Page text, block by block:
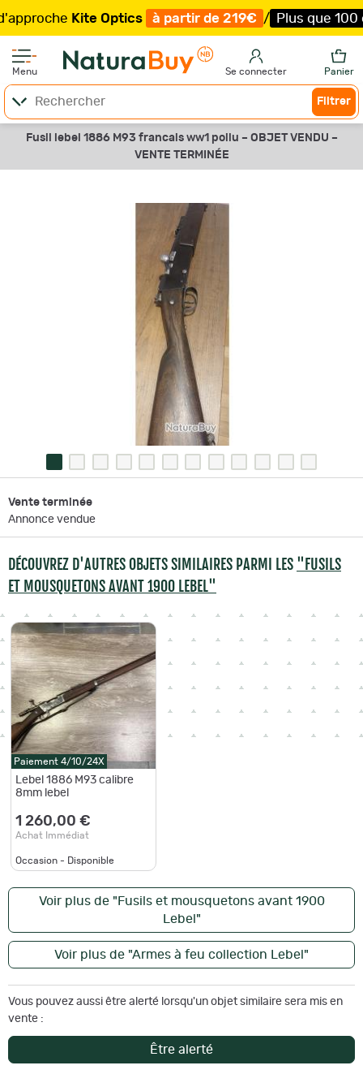
Kite Optics à partir de 219€ / Plus que 100
Menu Se connecter Panier
Filtrer
Fusil lebel 1886 M93 francais ww1 poilu – OBJET VENDU –
VENTE TERMINÉE
Vente terminée
Annonce vendue
DÉCOUVREZ D'AUTRES OBJETS SIMILAIRES PARMI LES "FUSILS
ET MOUSQUETONS AVANT 1900 LEBEL"
Paiement 4/10/24X
Lebel 1886 M93 calibre
8mm lebel
1 260,00 €
Achat Immédiat
Occasion - Disponible
Voir plus de "Fusils et mousquetons avant 1900
Lebel"
Voir plus de "Armes à feu collection Lebel"
Vous pouvez aussi être alerté lorsqu'un objet similaire sera mis en
vente :
Être alerté